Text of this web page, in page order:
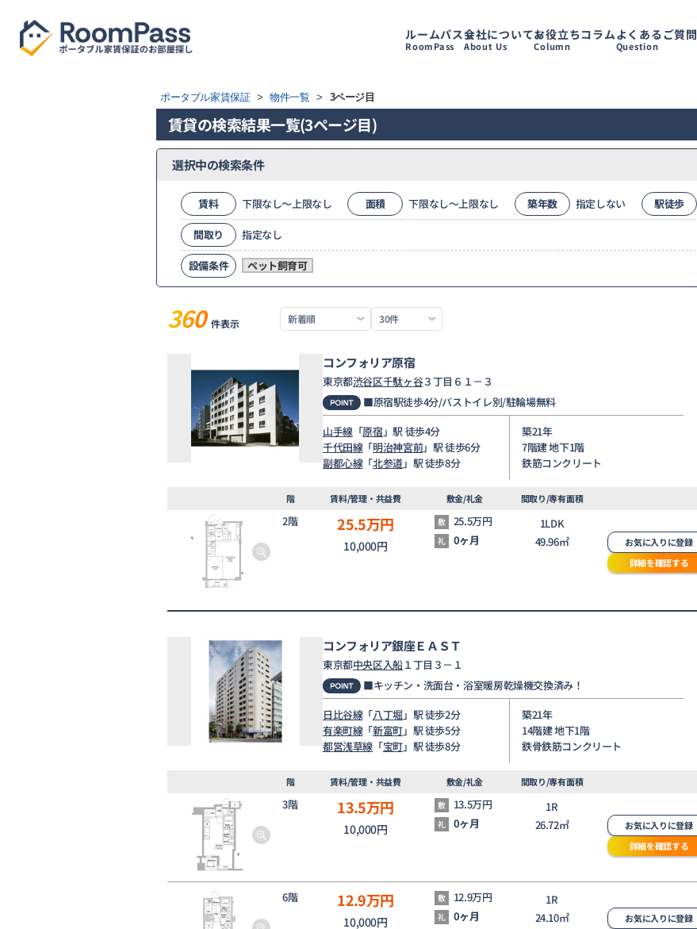
ルームパス
RoomPass
会社について
About Us
お役立ちコラム
Column
よくあるご質問
Question
ポータブル家賃保証 > 物件一覧 > 3ページ目
賃貸の検索結果一覧(3ページ目)
選択中の検索条件
賃料 下限なし～上限なし 面積 下限なし～上限なし 築年数 指定しない 駅徒歩
間取り 指定なし
設備条件 ペット飼育可
360 件表示
コンフォリア原宿
東京都渋谷区千駄ヶ谷３丁目６１－３
■原宿駅徒歩4分/バストイレ別/駐輪場無料
山手線「原宿 」駅 徒歩4分
千代田線「明治神宮前」駅 徒歩6分
副都心線「北参道」駅 徒歩8分
築21年
7階建 地下1階
鉄筋コンクリート
階 賃料/管理・共益費 敷金/礼金 間取り/専有面積
2階 25.5万円
10,000円
敷 25.5万円
礼 0ヶ月
1LDK
49.96㎡
お気に入りに登録
詳細を確認する
コンフォリア銀座ＥＡＳＴ
東京都中央区入船１丁目３－１
■キッチン・洗面台・浴室暖房乾燥機交換済み！
日比谷線「八丁堀」駅 徒歩2分
有楽町線「新富町」駅 徒歩5分
都営浅草線 「宝町」駅 徒歩8分
築21年
14階建 地下1階
鉄骨鉄筋コンクリート
階 賃料/管理・共益費 敷金/礼金 間取り/専有面積
3階 13.5万円
10,000円
敷 13.5万円
礼 0ヶ月
1R
26.72㎡
お気に入りに登録
詳細を確認する
6階 12.9万円
10,000円
敷 12.9万円
礼 0ヶ月
1R
24.10㎡
お気に入りに登録